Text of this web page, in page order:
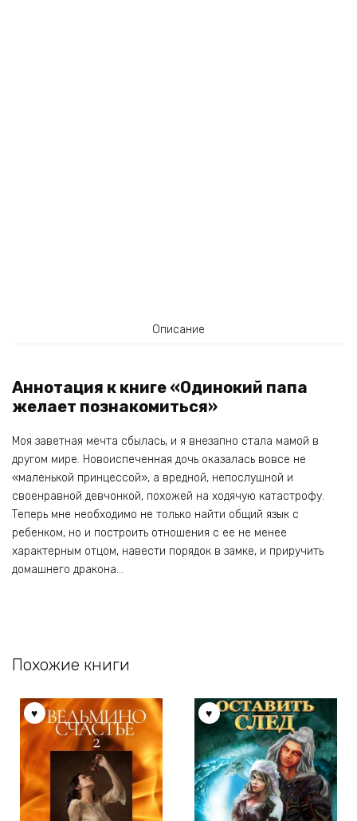
Описание
Аннотация к книге «Одинокий папа
желает познакомиться»
Моя заветная мечта сбылась, и я внезапно стала мамой в
другом мире. Новоиспеченная дочь оказалась вовсе не
«маленькой принцессой», а вредной, непослушной и
своенравной девчонкой, похожей на ходячую катастрофу.
Теперь мне необходимо не только найти общий язык с
ребенком, но и построить отношения с ее не менее
характерным отцом, навести порядок в замке, и приручить
домашнего дракона…
Похожие книги